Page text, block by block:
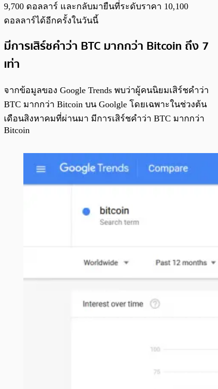
9,700 ดอลลาร์ และกลับมายืนที่ระดับราคา 10,100
ดอลลาร์ได้อีกครั้งในวันนี้
มีการเสิร์ชคำว่า BTC มากกว่า Bitcoin ถึง 7
เท่า
จากข้อมูลของ Google Trends พบว่าผู้คนนิยมเสิร์ชคำว่า
BTC มากกว่า Bitcoin บน Goolgle โดยเฉพาะในช่วงต้น
เดือนสิงหาคมที่ผ่านมา มีการเสิร์ชคำว่า BTC มากกว่า
Bitcoin